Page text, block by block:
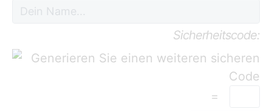
Sicherheitscode:
=